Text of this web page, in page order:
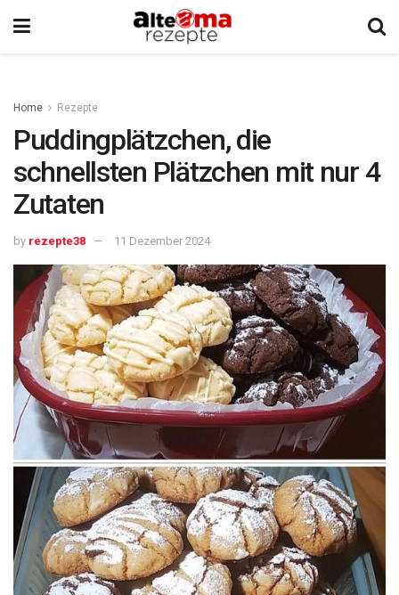
Home Rezepte
Puddingplätzchen, die
schnellsten Plätzchen mit nur 4
Zutaten
by rezepte38 11 Dezember 2024